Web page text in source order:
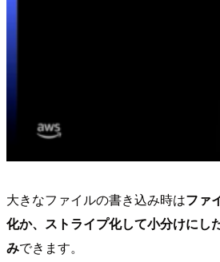
大きなファイルの書き込み時はファ
化か、ストライプ化して小分けにし
みできます。